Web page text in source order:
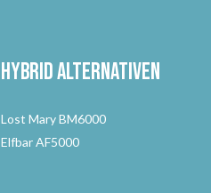
Hybrid Alternativen
Lost Mary BM6000
Elfbar AF5000